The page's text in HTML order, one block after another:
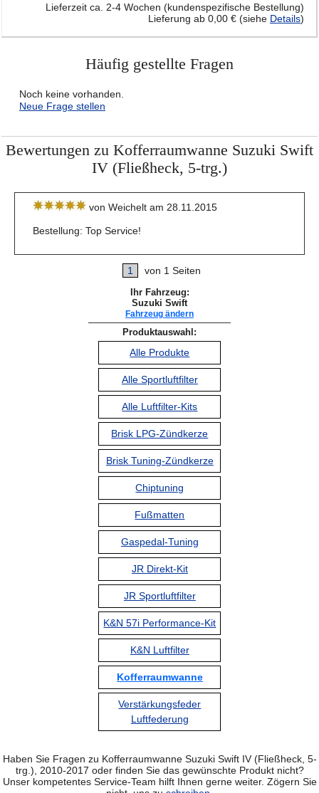
Lieferzeit ca. 2-4 Wochen (kundenspezifische Bestellung)
Lieferung ab 0,00 € (siehe Details)
Häufig gestellte Fragen
Noch keine vorhanden.
Neue Frage stellen
Bewertungen zu Kofferraumwanne Suzuki Swift
IV (Fließheck, 5-trg.)
von Weichelt am 28.11.2015
Bestellung: Top Service!
1 von 1 Seiten
Ihr Fahrzeug:
Suzuki Swift
Fahrzeug ändern
Produktauswahl:
Alle Produkte
Alle Sportluftfilter
Alle Luftfilter-Kits
Brisk LPG-Zündkerze
Brisk Tuning-Zündkerze
Chiptuning
Fußmatten
Gaspedal-Tuning
JR Direkt-Kit
JR Sportluftfilter
K&N 57i Performance-Kit
K&N Luftfilter
Kofferraumwanne
Verstärkungsfeder
Luftfederung
Haben Sie Fragen zu Kofferraumwanne Suzuki Swift IV (Fließheck, 5-
trg.), 2010-2017 oder finden Sie das gewünschte Produkt nicht?
Unser kompetentes Service-Team hilft Ihnen gerne weiter. Zögern Sie